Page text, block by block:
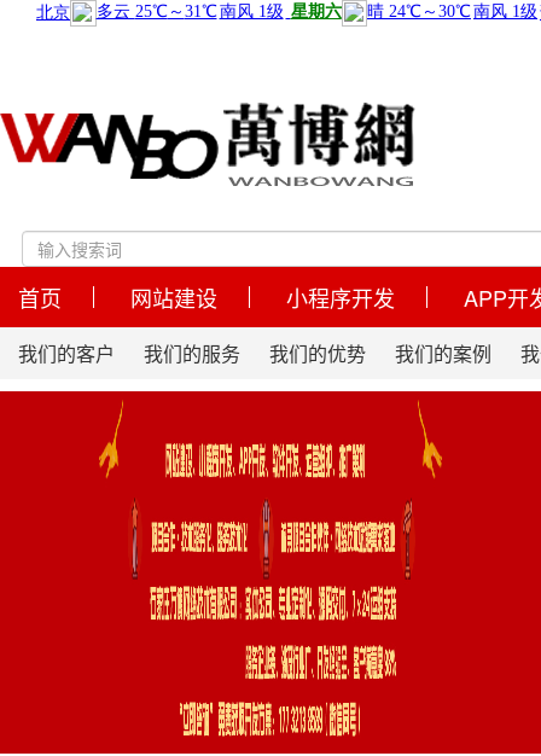
首页 网站建设 小程序开发 APP开
我们的客户 我们的服务 我们的优势 我们的案例